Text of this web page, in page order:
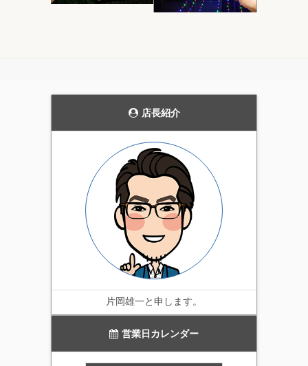
張しすぎない雰囲気を持
った上品なガーデンライ
わらず屋外で利用可能な
実用性の高いイルミネー
ション。当店一番のオス
スメ商品です。
店長紹介
片岡雄一と申します。
営業日カレンダー